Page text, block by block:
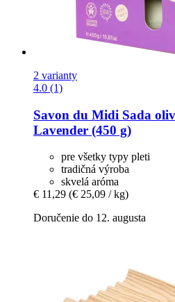
2 varianty
4.0 (1)
Savon du Midi Sada
Lavender (450 g)
pre všetky typy pleti
tradičná výroba
skvelá aróma
€ 11,29 (€ 25,09 / kg)
Doručenie do 12. augusta